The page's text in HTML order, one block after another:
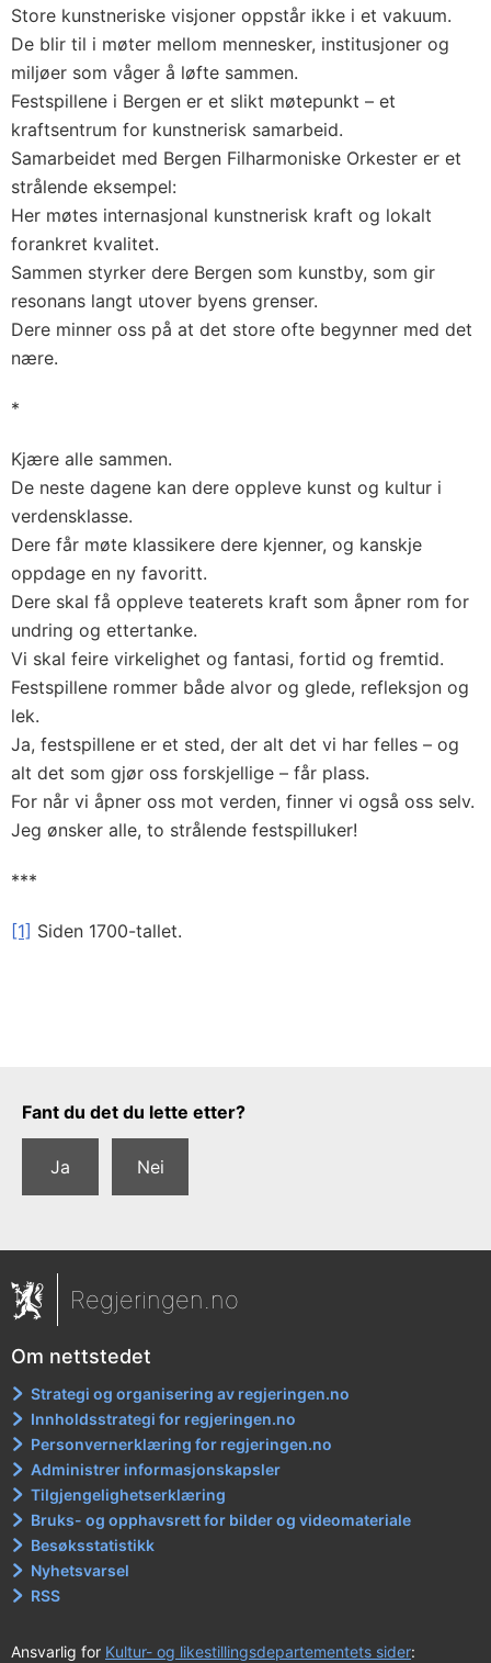
Store kunstneriske visjoner oppstår ikke i et vakuum.
De blir til i møter mellom mennesker, institusjoner og
miljøer som våger å løfte sammen.
Festspillene i Bergen er et slikt møtepunkt – et
kraftsentrum for kunstnerisk samarbeid.
Samarbeidet med Bergen Filharmoniske Orkester er et
strålende eksempel:
Her møtes internasjonal kunstnerisk kraft og lokalt
forankret kvalitet.
Sammen styrker dere Bergen som kunstby, som gir
resonans langt utover byens grenser.
Dere minner oss på at det store ofte begynner med det
nære.
*
Kjære alle sammen.
De neste dagene kan dere oppleve kunst og kultur i
verdensklasse.
Dere får møte klassikere dere kjenner, og kanskje
oppdage en ny favoritt.
Dere skal få oppleve teaterets kraft som åpner rom for
undring og ettertanke.
Vi skal feire virkelighet og fantasi, fortid og fremtid.
Festspillene rommer både alvor og glede, refleksjon og
lek.
Ja, festspillene er et sted, der alt det vi har felles – og
alt det som gjør oss forskjellige – får plass.
For når vi åpner oss mot verden, finner vi også oss selv.
Jeg ønsker alle, to strålende festspilluker!
***
[1] Siden 1700-tallet.
Tilbakemeldingsskjema
Fant du det du lette etter?
Ja Nei
Regjeringen.no
Om nettstedet
Strategi og organisering av regjeringen.no
Innholdsstrategi for regjeringen.no
Personvernerklæring for regjeringen.no
Administrer informasjonskapsler
Tilgjengelighetserklæring
Bruks- og opphavsrett for bilder og videomateriale
Besøksstatistikk
Nyhetsvarsel
RSS
Ansvarlig for Kultur- og likestillingsdepartementets sider: